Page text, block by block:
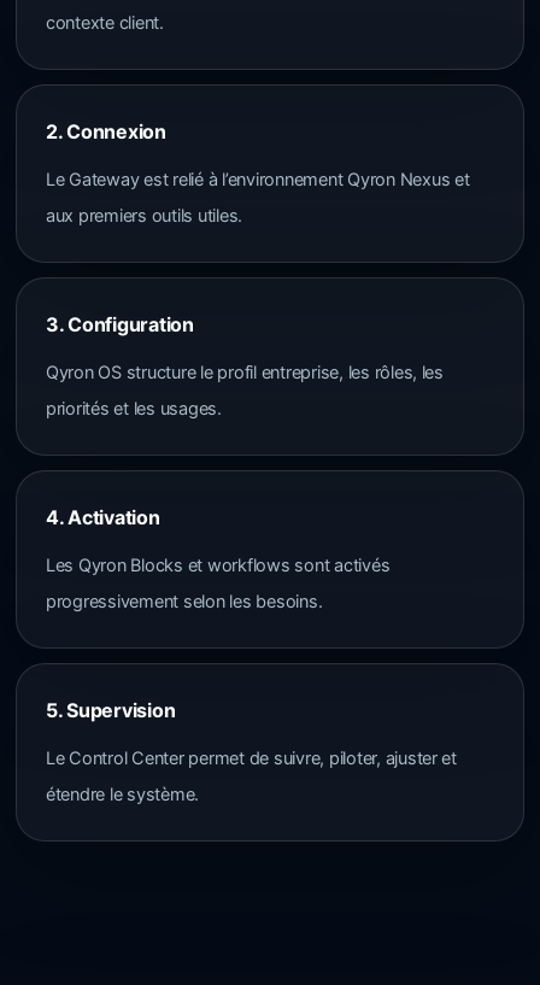
contexte client.
2. Connexion
Le Gateway est relié à l’environnement Qyron Nexus et
aux premiers outils utiles.
3. Configuration
Qyron OS structure le profil entreprise, les rôles, les
priorités et les usages.
4. Activation
Les Qyron Blocks et workflows sont activés
progressivement selon les besoins.
5. Supervision
Le Control Center permet de suivre, piloter, ajuster et
étendre le système.